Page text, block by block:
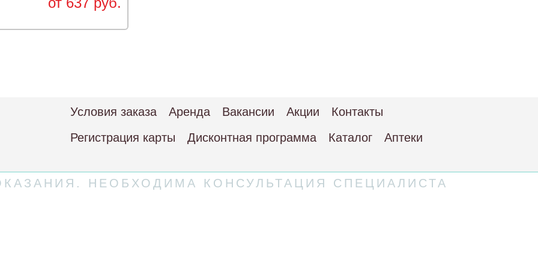
Условия заказа Аренда Вакансии Акции
Контакты
Регистрация карты
Дисконтная программа Каталог Аптеки
НЕОБХОДИМА КОНСУЛЬТАЦИЯ СПЕЦИАЛИСТА